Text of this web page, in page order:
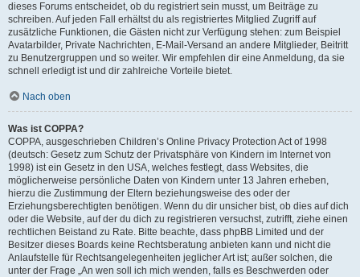
dieses Forums entscheidet, ob du registriert sein musst, um Beiträge zu
schreiben. Auf jeden Fall erhältst du als registriertes Mitglied Zugriff auf
zusätzliche Funktionen, die Gästen nicht zur Verfügung stehen: zum Beispiel
Avatarbilder, Private Nachrichten, E-Mail-Versand an andere Mitglieder, Beitritt
zu Benutzergruppen und so weiter. Wir empfehlen dir eine Anmeldung, da sie
schnell erledigt ist und dir zahlreiche Vorteile bietet.
Nach oben
Was ist COPPA?
COPPA, ausgeschrieben Children’s Online Privacy Protection Act of 1998
(deutsch: Gesetz zum Schutz der Privatsphäre von Kindern im Internet von
1998) ist ein Gesetz in den USA, welches festlegt, dass Websites, die
möglicherweise persönliche Daten von Kindern unter 13 Jahren erheben,
hierzu die Zustimmung der Eltern beziehungsweise des oder der
Erziehungsberechtigten benötigen. Wenn du dir unsicher bist, ob dies auf dich
oder die Website, auf der du dich zu registrieren versuchst, zutrifft, ziehe einen
rechtlichen Beistand zu Rate. Bitte beachte, dass phpBB Limited und der
Besitzer dieses Boards keine Rechtsberatung anbieten kann und nicht die
Anlaufstelle für Rechtsangelegenheiten jeglicher Art ist; außer solchen, die
unter der Frage „An wen soll ich mich wenden, falls es Beschwerden oder